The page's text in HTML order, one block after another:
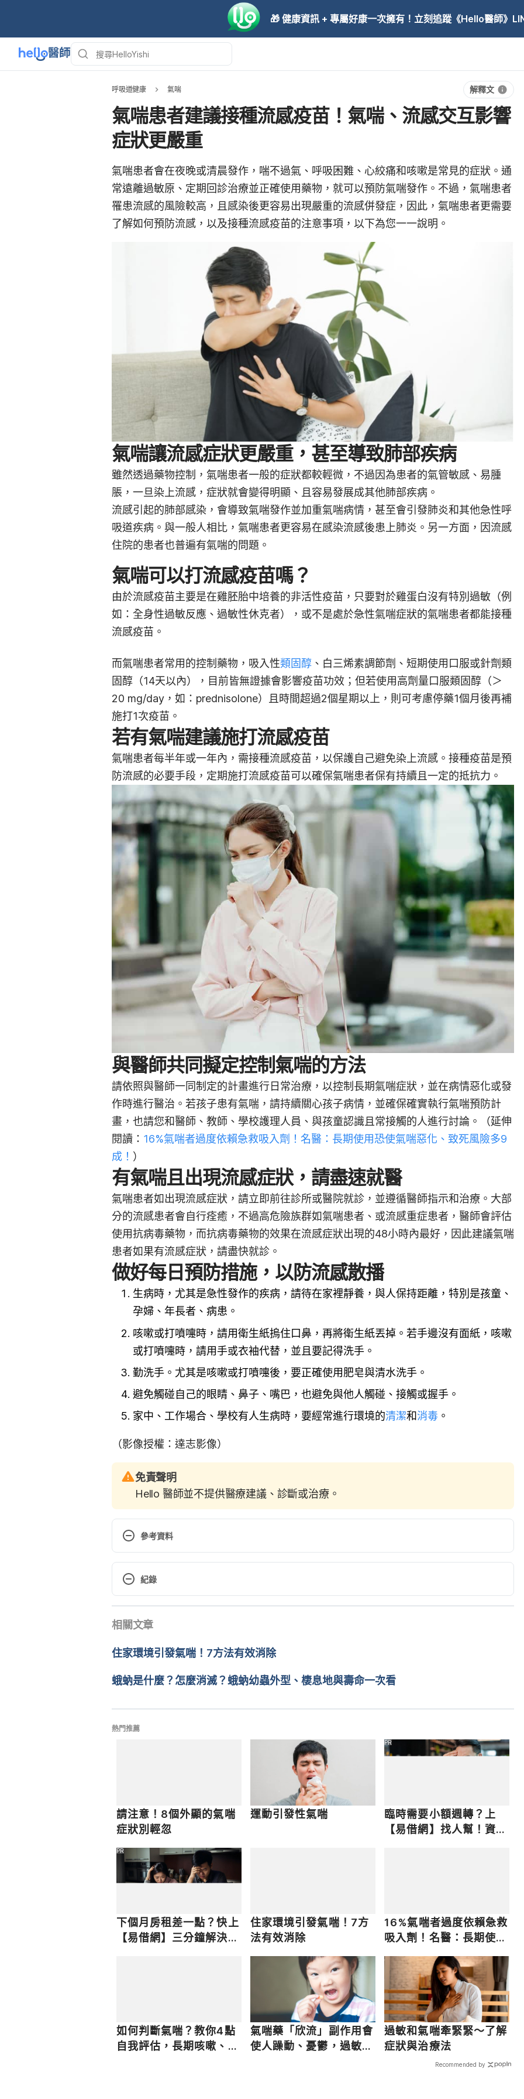
🎁 健康資訊 + 專屬好康一次擁有！立刻追蹤《Hello醫師》
呼吸道健康 氣喘 解釋文
氣喘患者建議接種流感疫苗！氣喘、流感交互影響
症狀更嚴重
氣喘患者會在夜晚或清晨發作，喘不過氣、呼吸困難、心絞痛和咳嗽是常見的症狀。通
常遠離過敏原、定期回診治療並正確使用藥物，就可以預防氣喘發作。不過， 氣喘患者
罹患流感的風險較高，且感染後更容易出現嚴重的流感併發症，因此，氣喘患者更需要
了解如何預防流感，以及接種流感疫苗的注意事項，以下為您一一說明。
氣喘讓流感症狀更嚴重，甚至導致肺部疾病
雖然透過藥物控制，氣喘患者一般的症狀都較輕微，不過因為患者的氣管敏感、易腫
脹，一旦染上流感，症狀就會變得明顯、且容易發展成其他肺部疾病。
流感引起的肺部感染，會導致氣喘發作並加重氣喘病情，甚至會引發肺炎和其他急性呼
吸道疾病。與一般人相比，氣喘患者更容易在感染流感後患上肺炎。另一方面，因流感
住院的患者也普遍有氣喘的問題。
氣喘可以打流感疫苗嗎？
由於流感疫苗主要是在雞胚胎中培養的非活性疫苗，只要對於雞蛋白沒有特別過敏（例
如：全身性過敏反應、過敏性休克者），或不是處於急性氣喘症狀的氣喘患者都能接種
流感疫苗。
而氣喘患者常用的控制藥物，吸入性類固醇 、白三烯素調節劑、短期使用口服或針劑類
固醇（14天以內），目前皆無證據會影響疫苗功效；但若使用高劑量口服類固醇（＞
20 mg/day，如：prednisolone）且時間超過2個星期以上，則可考慮停藥1個月後再補
施打1次疫苗。
若有氣喘建議施打流感疫苗
氣喘患者每半年或一年內，需接種流感疫苗，以保護自己避免染上流感。接種疫苗是預
防流感的必要手段，定期施打流感疫苗可以確保氣喘患者保有持續且一定的抵抗力。
與醫師共同擬定控制氣喘的方法
請依照與醫師一同制定的計畫進行日常治療，以控制長期氣喘症狀，並在病情惡化或發
作時進行醫治。 若孩子患有氣喘，請持續關心孩子病情，並確保確實執行氣喘預防計
畫，也請您和醫師、教師、學校護理人員、與孩童認識且常接觸的人進行討論。（延伸
閱讀： 16%氣喘者過度依賴急救吸入劑！名醫：長期使用恐使氣喘惡化、致死風險多9
成！ ）
有氣喘且出現流感症狀，請盡速就醫
氣喘患者如出現流感症狀，請立即前往診所或醫院就診，並遵循醫師指示和治療。大部
分的流感患者會自行痊癒，不過高危險族群如氣喘患者、或流感重症患者，醫師會評估
使用抗病毒藥物，而抗病毒藥物的效果在流感症狀出現的48小時內最好，因此建議氣喘
患者如果有流感症狀，請盡快就診。
做好每日預防措施，以防流感散播
生病時，尤其是急性發作的疾病，請待在家裡靜養 ， 與人保持距離，特別是孩童、
孕婦、年長者、病患。
咳嗽或打噴嚏時，請用衛生紙摀住口鼻，再將衛生紙丟掉。若手邊沒有面紙，咳嗽
或打噴嚏時，請用手或衣袖代替，並且要記得洗手。
勤洗手。尤其是咳嗽或打噴嚏後，要正確使用肥皂與清水洗手。
避免觸碰自己的眼睛、鼻子、嘴巴，也避免與他人觸碰、接觸或握手。
家中、工作場合、學校有人生病時，要經常進行環境的清潔和消毒 。
（影像授權：達志影像）
免責聲明
Hello 醫師並不提供醫療建議、診斷或治療。
參考資料
CDC, Flu and People with Asthma.  https://www.cdc.gov/flu/asthma/  Accessed on April
11, 2017.
NewsNo=95b94aa9-5514-41cd-a2dd-f8854fc6ea7b Accessed April 13, 2022
Flu (Influenza)（AAFA）https://www.aafa.org/asthma/asthma-triggers/other-health-
conditions/respiratory-infections/flu-influenza.aspx Accessed April 13, 2022
Asthma: Limit asthma attacks caused by colds or flu（MayoClinic）
https://www.mayoclinic.org/diseases-conditions/asthma-attack/in-depth/asthma/art-
紀錄
2024/05/14
文： Claire Wei
醫學審稿： 賴建翰醫師
由
周士閔 更新
相關文章
住家環境引發氣喘！7方法有效消除
蛾蚋是什麼？怎麼消滅？蛾蚋幼蟲外型、棲息地與壽命一次看
熱門推薦
請注意！8個外顯的氣喘
症狀別輕忽
運動引發性氣喘
臨時需要小額週轉？上
【易借網】找人幫！資金
PR
下個月房租差一點？快上
【易借網】三分鐘解決燃
PR
住家環境引發氣喘！7方
法有效消除
16%氣喘者過度依賴急救
吸入劑！名醫：長期使用
多9成！
如何判斷氣喘？教你4點
自我評估，長期咳嗽、喘
氣喘藥「欣流」副作用會
使人躁動、憂鬱，過敏兒
過敏和氣喘牽緊緊～了解
症狀與治療法
Recommended by